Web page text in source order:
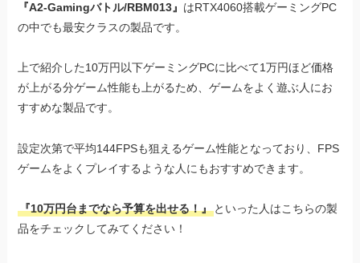
『A2-Gamingバトル/RBM013』 はRTX4060搭載ゲーミングPC
の中でも最安クラスの製品です。
上で紹介した10万円以下ゲーミングPCに比べて1万円ほど価格
が上がる分ゲーム性能も上がるため、ゲームをよく遊ぶ人にお
すすめな製品です。
設定次第で平均144FPSも狙えるゲーム性能となっており、FPS
ゲームをよくプレイするような人にもおすすめできます。
『10万円台までなら予算を出せる！』 といった人はこちらの製
品をチェックしてみてください！